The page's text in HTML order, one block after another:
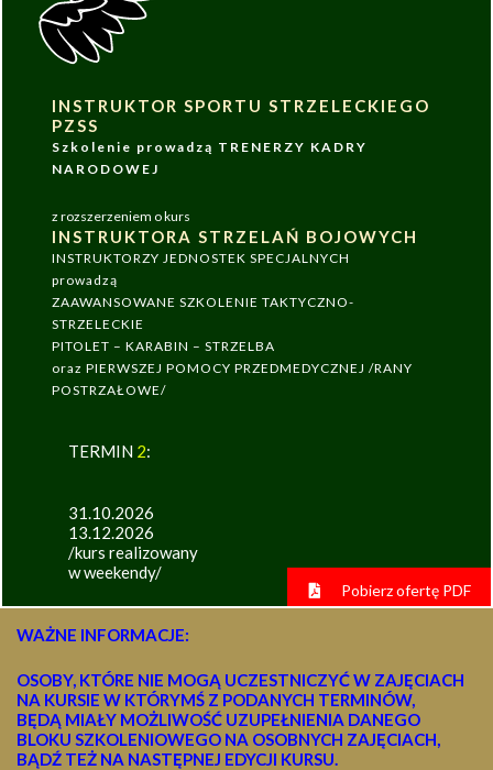
INSTRUKTOR SPORTU STRZELECKIEGO
PZSS
Szkolenie prowadzą TRENERZY KADRY
NARODOWEJ
z rozszerzeniem o kurs
INSTRUKTORA STRZELAŃ BOJOWYCH
INSTRUKTORZY JEDNOSTEK SPECJALNYCH
prowadzą
ZAAWANSOWANE SZKOLENIE TAKTYCZNO-
STRZELECKIE
PITOLET – KARABIN – STRZELBA
oraz PIERWSZEJ POMOCY PRZEDMEDYCZNEJ /RANY
POSTRZAŁOWE/
TERMIN 2:
31.10.2026
13.12.2026
/kurs realizowany
w weekendy/
Pobierz ofertę PDF
WAŻNE INFORMACJE:
OSOBY, KTÓRE NIE MOGĄ UCZESTNICZYĆ W ZAJĘCIACH
NA KURSIE W KTÓRYMŚ Z PODANYCH TERMINÓW,
BĘDĄ MIAŁY MOŻLIWOŚĆ UZUPEŁNIENIA DANEGO
BLOKU SZKOLENIOWEGO NA OSOBNYCH ZAJĘCIACH,
BĄDŹ TEŻ NA NASTĘPNEJ EDYCJI KURSU.